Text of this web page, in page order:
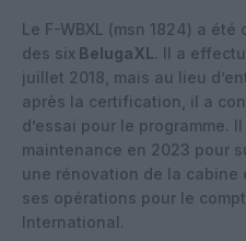
Le F-WBXL (msn 1824) a
des six BelugaXL. Il a
juillet 2018, mais au lieu
après la certification, il a
d’essai pour le programme.
maintenance en 2023 pour
une rénovation de la cabine
ses opérations pour le
International.